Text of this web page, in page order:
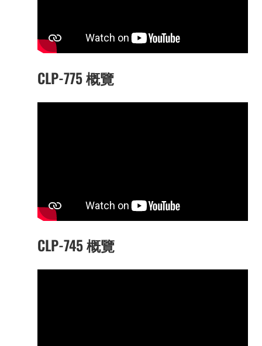
CLP-775 概覽
CLP-745 概覽